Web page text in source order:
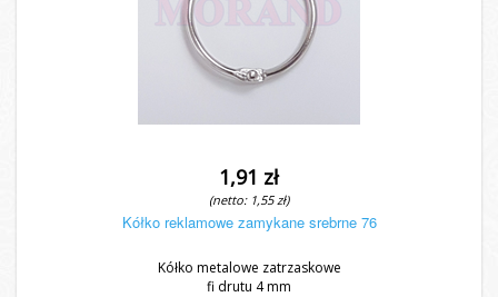
1,91 zł
(netto: 1,55 zł)
Kółko reklamowe zamykane srebrne 76
Kółko metalowe zatrzaskowe
fi drutu 4 mm